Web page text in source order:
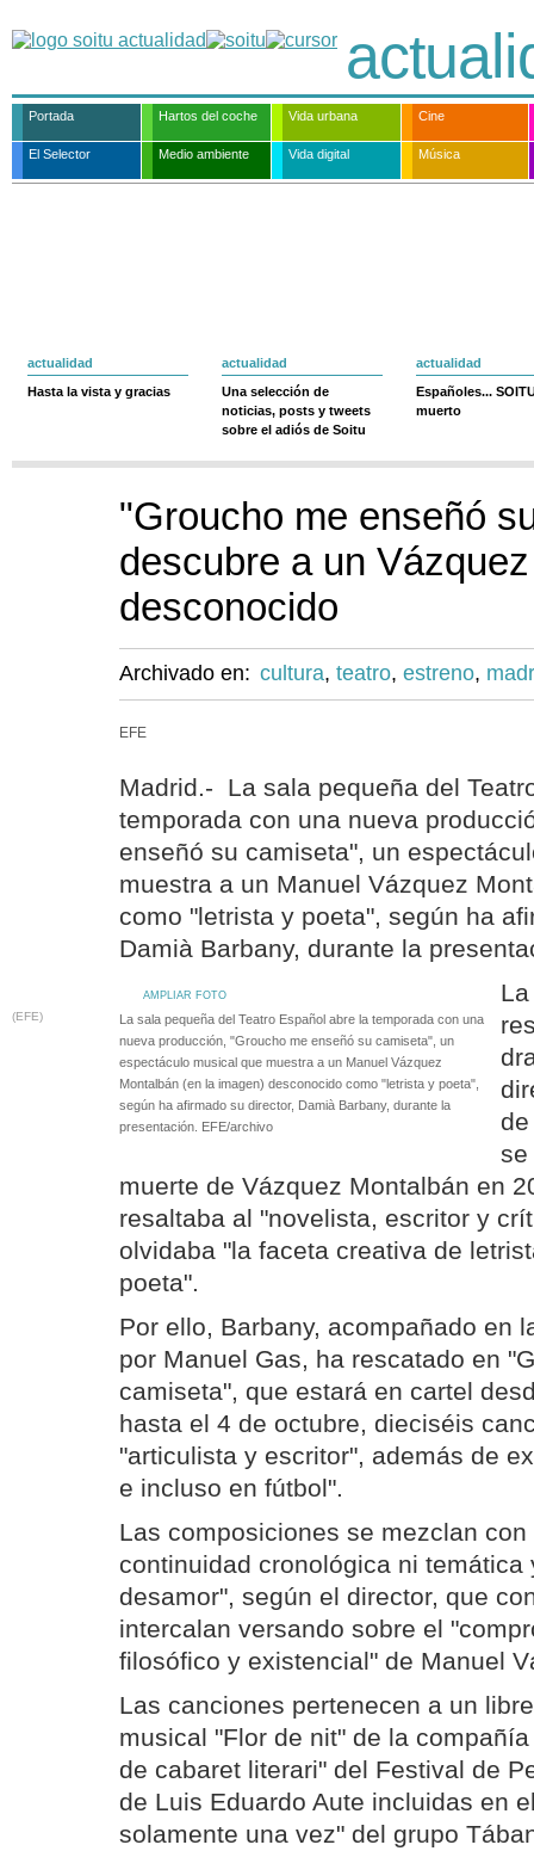
Portada Hartos del coche Vida urbana Cine
El Selector Medio ambiente Vida digital Música
actualidad
Hasta la vista y gracias
actualidad
Una selección de
noticias, posts y tweets
sobre el adiós de Soitu
actualidad
Españoles...
muerto
"Groucho me enseñó
descubre a un
desconocido
Archivado en: cultura, teatro, estreno,
EFE
Madrid.- La sala pequeña del
temporada con una nueva
enseñó su camiseta", un
muestra a un Manuel Vázquez
como "letrista y poeta", según ha
Damià Barbany, durante la
AMPLIAR FOTO
(EFE)
La sala pequeña del Teatro Español abre la temporada con una
nueva producción, "Groucho me enseñó su camiseta", un
espectáculo musical que muestra a un Manuel Vázquez
Montalbán (en la imagen) desconocido como "letrista y poeta",
según ha afirmado su director, Damià Barbany, durante la
presentación. EFE/archivo
se
muerte de Vázquez Montalbán en
resaltaba al "novelista, escritor y
olvidaba "la faceta creativa de
poeta".
Por ello, Barbany, acompañado en
por Manuel Gas, ha rescatado en
camiseta", que estará en cartel
hasta el 4 de octubre, dieciséis
"articulista y escritor", además de
e incluso en fútbol".
Las composiciones se mezclan
continuidad cronológica ni temática
desamor", según el director, que
intercalan versando sobre el
filosófico y existencial" de Manuel
Las canciones pertenecen a un
musical "Flor de nit" de la
de cabaret literari" del Festival de
de Luis Eduardo Aute incluidas en
solamente una vez" del grupo